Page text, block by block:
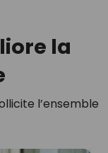
la
l’ensemble